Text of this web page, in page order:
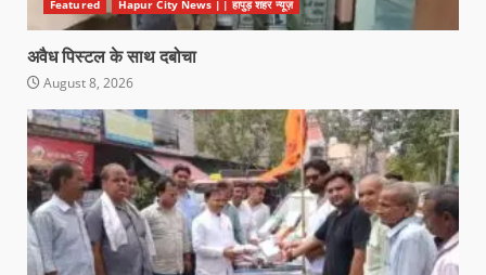
Featured Hapur City News || हापुड़ शहर न्यूज़
अवैध पिस्टल के साथ दबोचा
August 8, 2026